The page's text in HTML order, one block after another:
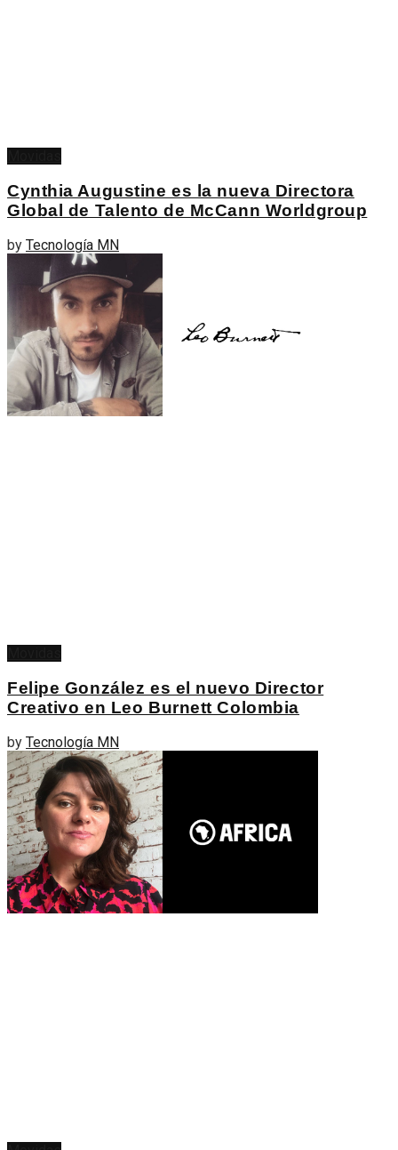
Cynthia Augustine es la nueva Directora
Global de Talento de McCann Worldgroup
by Tecnología MN
Felipe González es el nuevo Director
Creativo en Leo Burnett Colombia
by Tecnología MN